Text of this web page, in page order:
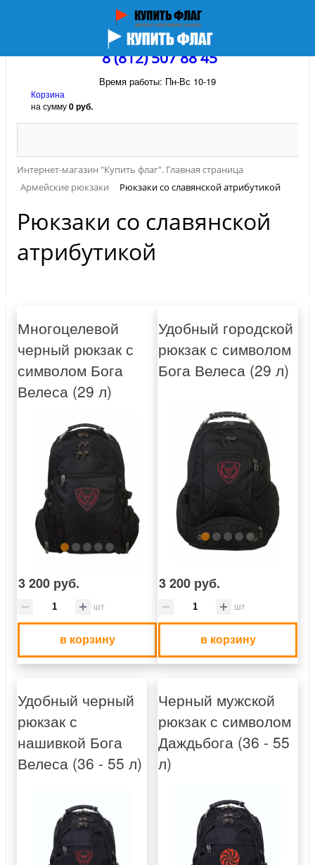
8 (812) 507 88 45
Время работы: Пн-Вс 10-19
Корзина
на сумму0 руб.
Интернет-магазин "Купить флаг". Главная страница
Армейские рюкзаки
Рюкзаки со славянской атрибутикой
Рюкзаки со славянской
атрибутикой
Многоцелевой
черный рюкзак с
символом Бога
Велеса (29 л)
3 200 руб.
шт
в корзину
Удобный городской
рюкзак с символом
Бога Велеса (29 л)
3 200 руб.
шт
в корзину
Удобный черный
рюкзак с
нашивкой Бога
Велеса (36 - 55 л)
Черный мужской
рюкзак с символом
Даждьбога (36 - 55
л)